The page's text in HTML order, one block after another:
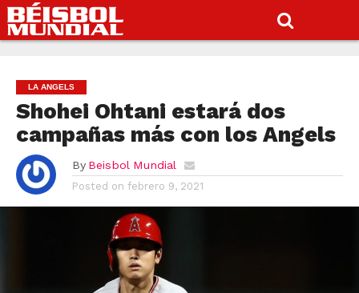
LA ANGELS
Shohei Ohtani estará dos
campañas más con los Angels
By Beisbol Mundial
Posted on febrero 9, 2021